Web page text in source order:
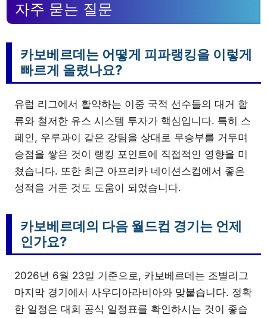
자주 묻는 질문
카보베르데는 어떻게 피파랭킹을 이렇게
빠르게 올렸나요?
유럽 리그에서 활약하는 이중 국적 선수들의 대거 합
류와 철저한 유스 시스템 투자가 핵심입니다. 특히 스
페인, 우루과이 같은 강팀을 상대로 무승부를 거두며
승점을 쌓은 것이 랭킹 포인트에 직접적인 영향을 미
쳤습니다. 또한 최근 아프리카 네이션스컵에서 좋은
성적을 거둔 것도 도움이 되었습니다.
카보베르데의 다음 월드컵 경기는 언제
인가요?
2026년 6월 23일 기준으로, 카보베르데는 조별리그
마지막 경기에서 사우디아라비아와 맞붙습니다. 정확
한 일정은 대회 공식 일정표를 확인하시는 것이 좋습